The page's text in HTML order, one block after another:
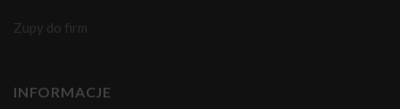
Zupy do firm
INFORMACJE